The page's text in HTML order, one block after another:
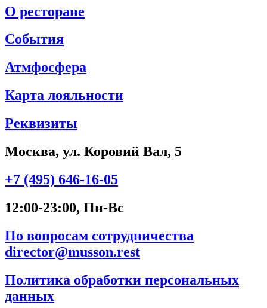
О ресторане
События
Атмфосфера
Карта лояльности
Реквизиты
Москва, ул. Коровий Вал, 5
+7 (495) 646-16-05
12:00-23:00, Пн-Вс
По вопросам сотрудничества
director@musson.rest
Политика обработки персональных
данных